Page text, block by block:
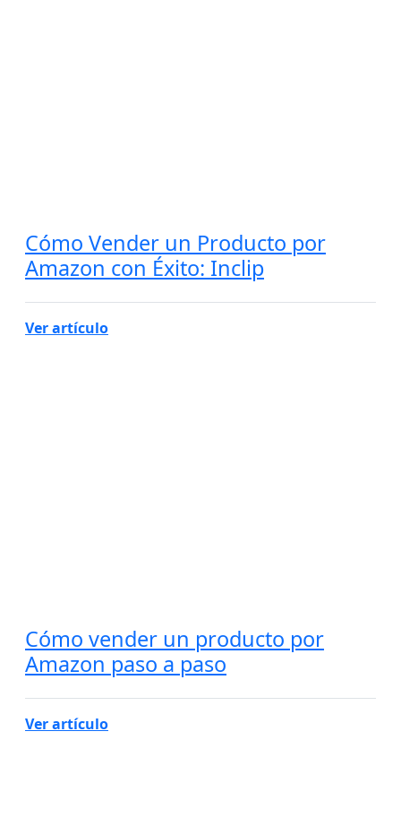
Cómo Vender un Producto por
Amazon con Éxito: Inclip
Ver artículo
Cómo vender un producto por
Amazon paso a paso
Ver artículo